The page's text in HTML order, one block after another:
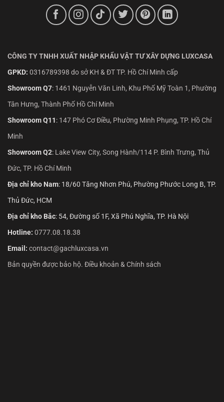
CÔNG TY TNHH XUẤT NHẬP KHẨU VẬT TƯ XÂY DỰNG LUXCASA
GPKD: 0316789398 do sở KH & ĐT TP. Hồ Chí Minh cấp
Showroom Q7: 1461 Nguyễn Văn Linh, Khu Phố Mỹ Toàn 1, Phường
Tân Hưng, Thành Phố Hồ Chí Minh
Showroom Q11: 147 Phó Cơ Điều, Phường Minh Phụng, TP. Hồ Chí
Minh
Showroom Q2: Lake View City, Song Hành/114 P. Bình Trưng, Thủ
Đức, TP. Hồ Chí Minh
Địa chỉ kho Nam: 18/60 Tăng Nhơn Phú, Phường Phước Long B, TP.
Thủ Đức, HCM
Địa chỉ kho Bắc: 54, Đường số 1F, Xã Phú Nghĩa, TP. Hà Nội
Hotline: 0777.08.18.38
Email: contact@gachluxcasa.vn
Bản quyền được bảo hộ. Điều khoản & Chính sách